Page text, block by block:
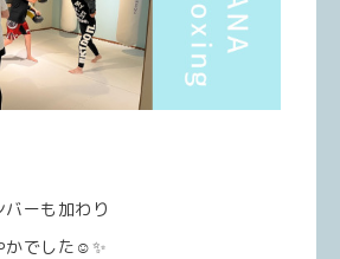
ーも加わり
かでした☺️✨